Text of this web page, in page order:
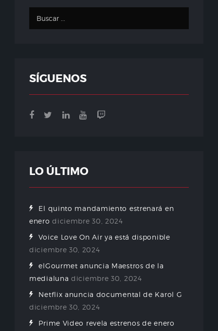
SÍGUENOS
LO ÚLTIMO
El quinto mandamiento estrenará en
enero diciembre 30, 2024
Voice Love On Air ya está disponible
diciembre 30, 2024
elGourmet anuncia Maestros de la
medialuna diciembre 30, 2024
Netflix anuncia documental de Karol G
diciembre 30, 2024
Prime Video revela estrenos de enero